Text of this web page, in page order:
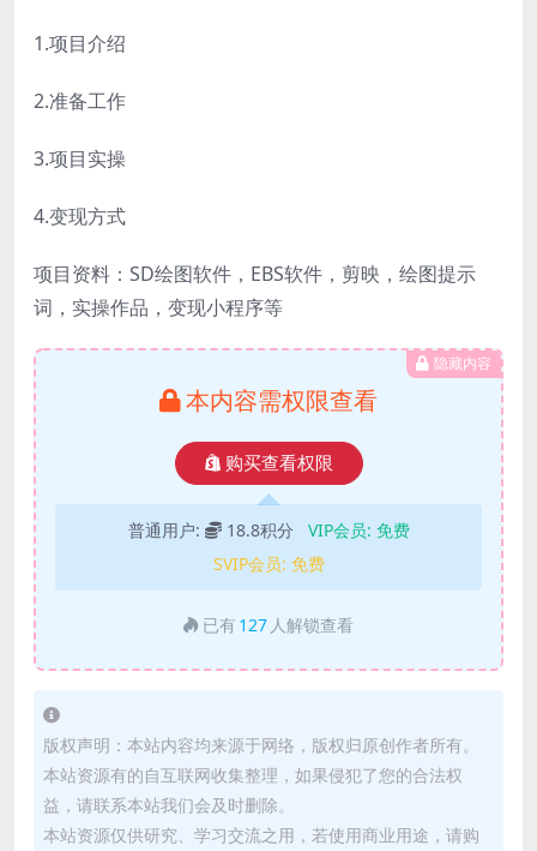
1.项目介绍
2.准备工作
3.项目实操
4.变现方式
项目资料：SD绘图软件，EBS软件，剪映，绘图提示
词，实操作品，变现小程序等
隐藏内容
本内容需权限查看
购买查看权限
普通用户: 18.8积分 VIP会员: 免费
SVIP会员: 免费
已有 127 人解锁查看
版权声明：本站内容均来源于网络，版权归原创作者所有。
本站资源有的自互联网收集整理，如果侵犯了您的合法权
益，请联系本站我们会及时删除。
本站资源仅供研究、学习交流之用，若使用商业用途，请购